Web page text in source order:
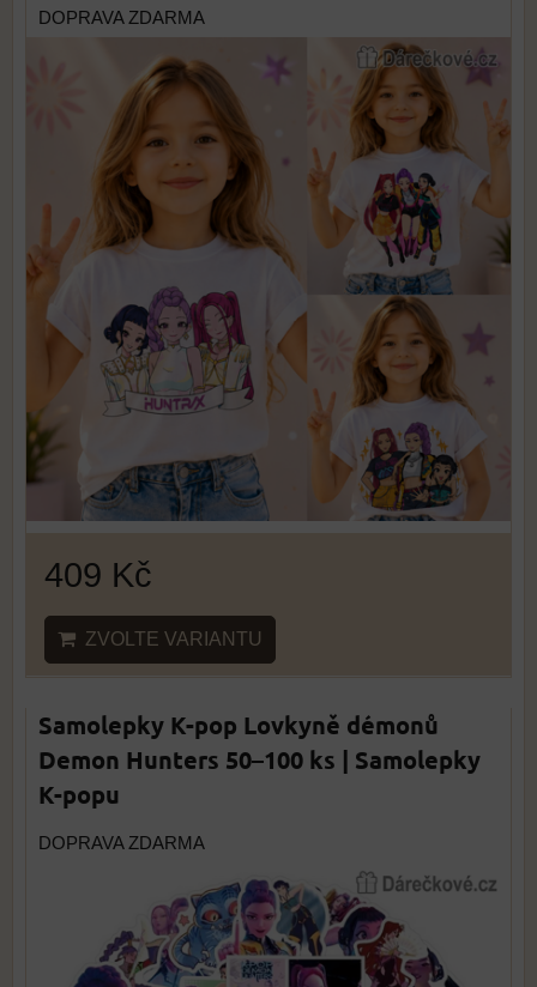
DOPRAVA ZDARMA
409 Kč
ZVOLTE VARIANTU
Samolepky K-pop Lovkyně démonů
Demon Hunters 50–100 ks | Samolepky
K-popu
DOPRAVA ZDARMA